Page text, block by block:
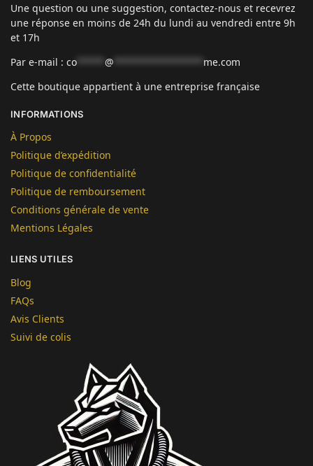
Une question ou une suggestion, contactez-nous et recevrez
une réponse en moins de 24h du lundi au vendredi entre 9h
et 17h
Par e-mail : co @
me.com
Cette boutique appartient à une entreprise française
INFORMATIONS
À Propos
Politique d’expédition
Politique de confidentialité
Politique de remboursement
Conditions générale de vente
Mentions Légales
LIENS UTILES
Blog
FAQs
Avis Clients
Suivi de colis